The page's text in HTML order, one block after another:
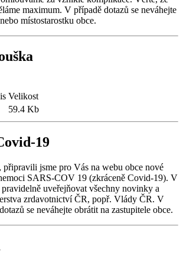
maximum. V případě dotazů se neváhejte
místostarostku obce.
Velikost
59.4 Kb
19
připravili jsme pro Vás na webu obce nové
SARS-COV 19 (zkráceně Covid-19). V
uveřejňovat všechny novinky a
zrdavotnictví ČR, popř. Vlády ČR. V
se neváhejte obrátit na zastupitele obce.